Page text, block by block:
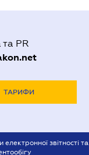
PR
ТАРИФИ
електронної звітності та